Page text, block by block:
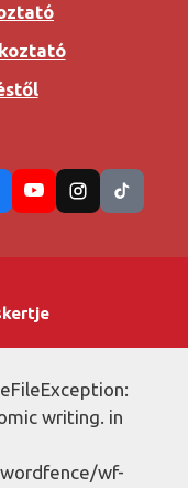
writing. in
wf-